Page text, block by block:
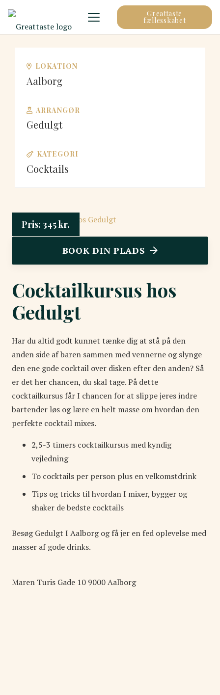
Greattaste
fællesskabet
LOKATION
Aalborg
ARRANGØR
Gedulgt
KATEGORI
Cocktails
Pris: 345kr.
BOOK DIN PLADS
Cocktailkursus hos
Gedulgt
Har du altid godt kunnet tænke dig at stå på den
anden side af baren sammen med vennerne og slynge
den ene gode cocktail over disken efter den anden? Så
er det her chancen, du skal tage. På dette
cocktailkursus får I chancen for at slippe jeres indre
bartender løs og lære en helt masse om hvordan den
perfekte cocktail mixes.
2,5-3 timers cocktailkursus med kyndig
vejledning
To cocktails per person plus en velkomstdrink
Tips og tricks til hvordan I mixer, bygger og
shaker de bedste cocktails
Besøg Gedulgt I Aalborg og få jer en fed oplevelse med
masser af gode drinks.
Maren Turis Gade 10 9000Aalborg